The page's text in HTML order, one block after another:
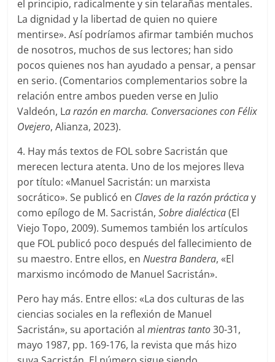
el principio, radicalmente y sin telarañas mentales.
La dignidad y la libertad de quien no quiere
mentirse». Así podríamos afirmar también muchos
de nosotros, muchos de sus lectores; han sido
pocos quienes nos han ayudado a pensar, a pensar
en serio. (Comentarios complementarios sobre la
relación entre ambos pueden verse en Julio
Valdeón, La razón en marcha. Conversaciones con Félix
Ovejero, Alianza, 2023).
4. Hay más textos de FOL sobre Sacristán que
merecen lectura atenta. Uno de los mejores lleva
por título: «Manuel Sacristán: un marxista
socrático». Se publicó en Claves de la razón prácticay
como epílogo de M. Sacristán,Sobre dialéctica(El
Viejo Topo, 2009). Sumemos también los artículos
que FOL publicó poco después del fallecimiento de
su maestro. Entre ellos, enNuestra Bandera, «El
marxismo incómodo de Manuel Sacristán».
Pero hay más. Entre ellos: «La dos culturas de las
ciencias sociales en la reflexión de Manuel
Sacristán», su aportación almientras tanto30-31,
mayo 1987, pp. 169-176, la revista que más hizo